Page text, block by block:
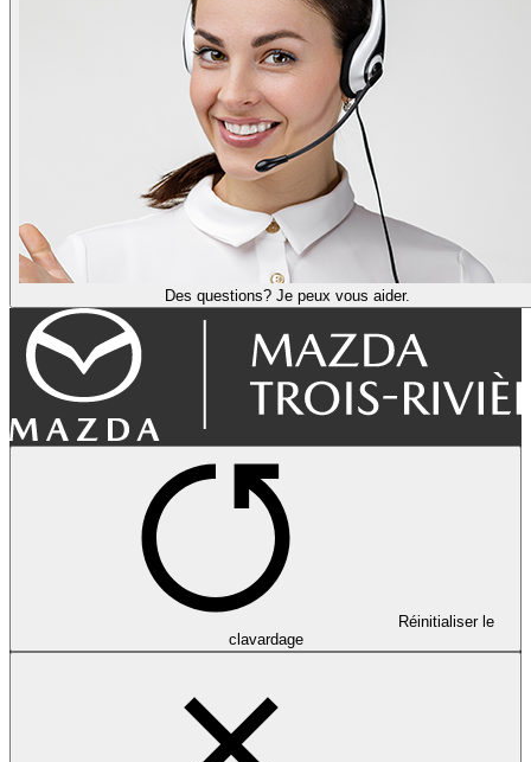
Des questions? Je peux vous aider.
Réinitialiser le
clavardage